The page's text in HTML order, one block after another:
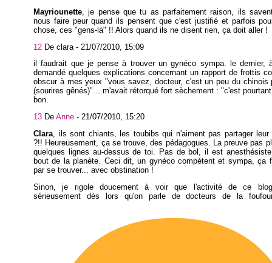
Mayriounette , je pense que tu as parfaitement raison, ils
nous faire peur quand ils pensent que c'est justifié et parfois
chose, ces "gens-là" !! Alors quand ils ne disent rien, ça doit aller !
12 De clara - 21/07/2010, 15:09
il faudrait que je pense à trouver un gynéco sympa. le dernier,
demandé quelques explications concernant un rapport de frottis
obscur à mes yeux "vous savez, docteur, c'est un peu du chinois
(sourires gênés)"....m'avait rétorqué fort sèchement : "c'est
bon.
13 De Anne - 21/07/2010, 15:20
Clara , ils sont chiants, les toubibs qui n'aiment pas partager leur
?!! Heureusement, ça se trouve, des pédagogues. La preuve pas
quelques lignes au-dessus de toi. Pas de bol, il est
bout de la planète. Ceci dit, un gynéco compétent et sympa, ça
par se trouver... avec obstination !
Sinon, je rigole doucement à voir que l'activité de ce blog
sérieusement dès lors qu'on parle de docteurs de la